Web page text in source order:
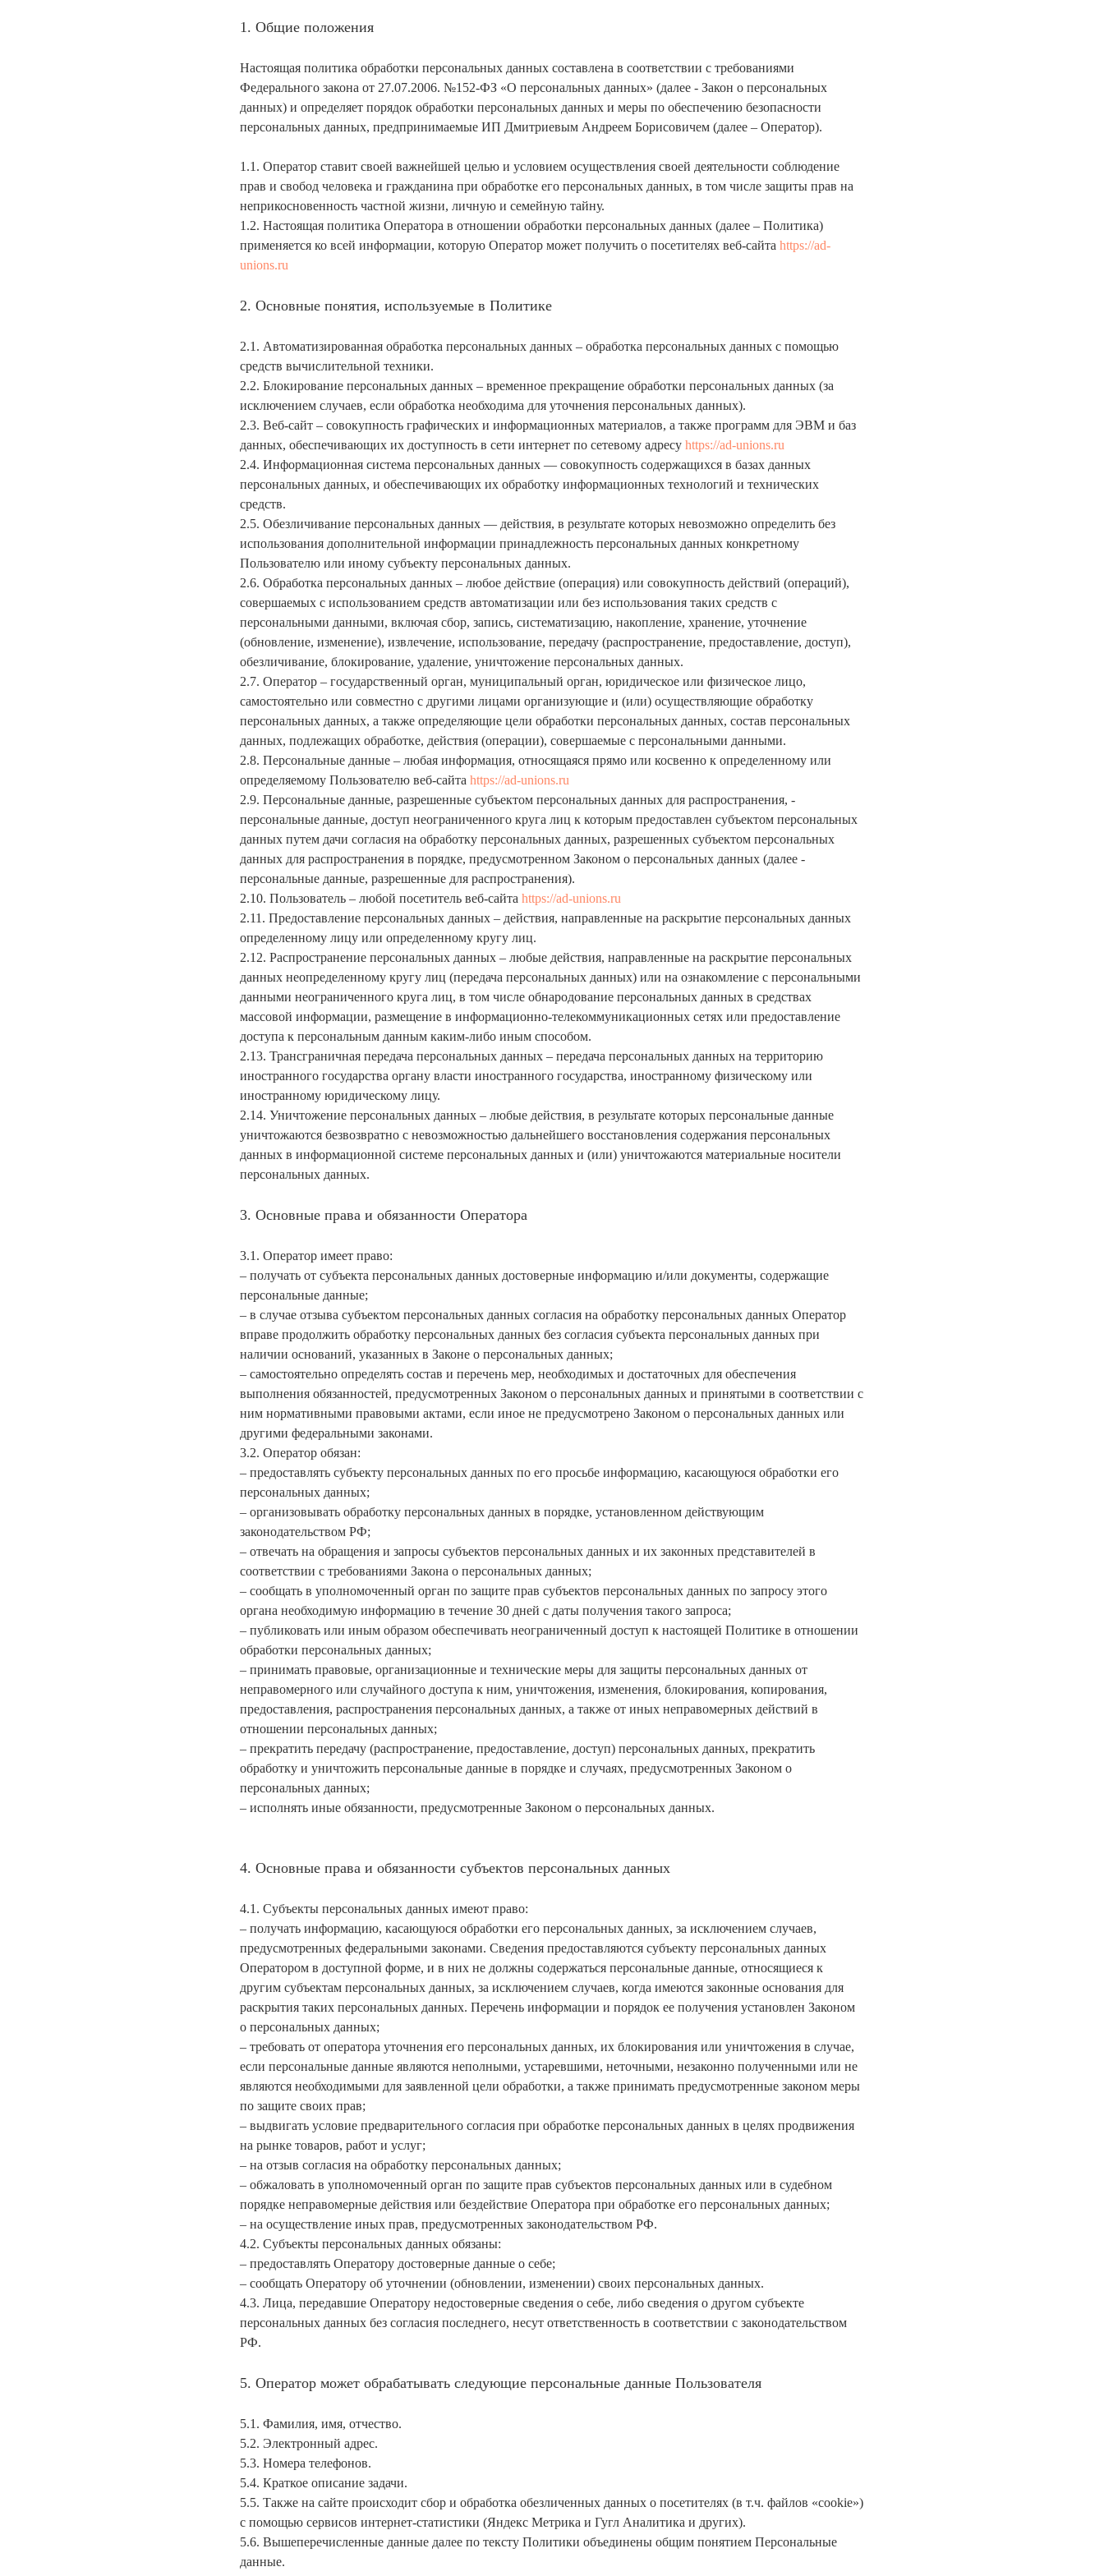
1. Общие положения
Настоящая политика обработки персональных данных составлена в соответствии с требованиями
Федерального закона от 27.07.2006. №152-ФЗ «О персональных данных» (далее - Закон о персональных
данных) и определяет порядок обработки персональных данных и меры по обеспечению безопасности
персональных данных, предпринимаемые ИП Дмитриевым Андреем Борисовичем (далее – Оператор).
1.1. Оператор ставит своей важнейшей целью и условием осуществления своей деятельности соблюдение
прав и свобод человека и гражданина при обработке его персональных данных, в том числе защиты прав на
неприкосновенность частной жизни, личную и семейную тайну.
1.2. Настоящая политика Оператора в отношении обработки персональных данных (далее – Политика)
применяется ко всей информации, которую Оператор может получить о посетителях веб-сайта https://ad-
unions.ru
2. Основные понятия, используемые в Политике
2.1. Автоматизированная обработка персональных данных – обработка персональных данных с помощью
средств вычислительной техники.
2.2. Блокирование персональных данных – временное прекращение обработки персональных данных (за
исключением случаев, если обработка необходима для уточнения персональных данных).
2.3. Веб-сайт – совокупность графических и информационных материалов, а также программ для ЭВМ и баз
данных, обеспечивающих их доступность в сети интернет по сетевому адресу https://ad-unions.ru
2.4. Информационная система персональных данных — совокупность содержащихся в базах данных
персональных данных, и обеспечивающих их обработку информационных технологий и технических
средств.
2.5. Обезличивание персональных данных — действия, в результате которых невозможно определить без
использования дополнительной информации принадлежность персональных данных конкретному
Пользователю или иному субъекту персональных данных.
2.6. Обработка персональных данных – любое действие (операция) или совокупность действий (операций),
совершаемых с использованием средств автоматизации или без использования таких средств с
персональными данными, включая сбор, запись, систематизацию, накопление, хранение, уточнение
(обновление, изменение), извлечение, использование, передачу (распространение, предоставление, доступ),
обезличивание, блокирование, удаление, уничтожение персональных данных.
2.7. Оператор – государственный орган, муниципальный орган, юридическое или физическое лицо,
самостоятельно или совместно с другими лицами организующие и (или) осуществляющие обработку
персональных данных, а также определяющие цели обработки персональных данных, состав персональных
данных, подлежащих обработке, действия (операции), совершаемые с персональными данными.
2.8. Персональные данные – любая информация, относящаяся прямо или косвенно к определенному или
определяемому Пользователю веб-сайта https://ad-unions.ru
2.9. Персональные данные, разрешенные субъектом персональных данных для распространения, -
персональные данные, доступ неограниченного круга лиц к которым предоставлен субъектом персональных
данных путем дачи согласия на обработку персональных данных, разрешенных субъектом персональных
данных для распространения в порядке, предусмотренном Законом о персональных данных (далее -
персональные данные, разрешенные для распространения).
2.10. Пользователь – любой посетитель веб-сайта https://ad-unions.ru
2.11. Предоставление персональных данных – действия, направленные на раскрытие персональных данных
определенному лицу или определенному кругу лиц.
2.12. Распространение персональных данных – любые действия, направленные на раскрытие персональных
данных неопределенному кругу лиц (передача персональных данных) или на ознакомление с персональными
данными неограниченного круга лиц, в том числе обнародование персональных данных в средствах
массовой информации, размещение в информационно-телекоммуникационных сетях или предоставление
доступа к персональным данным каким-либо иным способом.
2.13. Трансграничная передача персональных данных – передача персональных данных на территорию
иностранного государства органу власти иностранного государства, иностранному физическому или
иностранному юридическому лицу.
2.14. Уничтожение персональных данных – любые действия, в результате которых персональные данные
уничтожаются безвозвратно с невозможностью дальнейшего восстановления содержания персональных
данных в информационной системе персональных данных и (или) уничтожаются материальные носители
персональных данных.
3. Основные права и обязанности Оператора
3.1. Оператор имеет право:
– получать от субъекта персональных данных достоверные информацию и/или документы, содержащие
персональные данные;
– в случае отзыва субъектом персональных данных согласия на обработку персональных данных Оператор
вправе продолжить обработку персональных данных без согласия субъекта персональных данных при
наличии оснований, указанных в Законе о персональных данных;
– самостоятельно определять состав и перечень мер, необходимых и достаточных для обеспечения
выполнения обязанностей, предусмотренных Законом о персональных данных и принятыми в соответствии с
ним нормативными правовыми актами, если иное не предусмотрено Законом о персональных данных или
другими федеральными законами.
3.2. Оператор обязан:
– предоставлять субъекту персональных данных по его просьбе информацию, касающуюся обработки его
персональных данных;
– организовывать обработку персональных данных в порядке, установленном действующим
законодательством РФ;
– отвечать на обращения и запросы субъектов персональных данных и их законных представителей в
соответствии с требованиями Закона о персональных данных;
– сообщать в уполномоченный орган по защите прав субъектов персональных данных по запросу этого
органа необходимую информацию в течение 30 дней с даты получения такого запроса;
– публиковать или иным образом обеспечивать неограниченный доступ к настоящей Политике в отношении
обработки персональных данных;
– принимать правовые, организационные и технические меры для защиты персональных данных от
неправомерного или случайного доступа к ним, уничтожения, изменения, блокирования, копирования,
предоставления, распространения персональных данных, а также от иных неправомерных действий в
отношении персональных данных;
– прекратить передачу (распространение, предоставление, доступ) персональных данных, прекратить
обработку и уничтожить персональные данные в порядке и случаях, предусмотренных Законом о
персональных данных;
– исполнять иные обязанности, предусмотренные Законом о персональных данных.
4. Основные права и обязанности субъектов персональных данных
4.1. Субъекты персональных данных имеют право:
– получать информацию, касающуюся обработки его персональных данных, за исключением случаев,
предусмотренных федеральными законами. Сведения предоставляются субъекту персональных данных
Оператором в доступной форме, и в них не должны содержаться персональные данные, относящиеся к
другим субъектам персональных данных, за исключением случаев, когда имеются законные основания для
раскрытия таких персональных данных. Перечень информации и порядок ее получения установлен Законом
о персональных данных;
– требовать от оператора уточнения его персональных данных, их блокирования или уничтожения в случае,
если персональные данные являются неполными, устаревшими, неточными, незаконно полученными или не
являются необходимыми для заявленной цели обработки, а также принимать предусмотренные законом меры
по защите своих прав;
– выдвигать условие предварительного согласия при обработке персональных данных в целях продвижения
на рынке товаров, работ и услуг;
– на отзыв согласия на обработку персональных данных;
– обжаловать в уполномоченный орган по защите прав субъектов персональных данных или в судебном
порядке неправомерные действия или бездействие Оператора при обработке его персональных данных;
– на осуществление иных прав, предусмотренных законодательством РФ.
4.2. Субъекты персональных данных обязаны:
– предоставлять Оператору достоверные данные о себе;
– сообщать Оператору об уточнении (обновлении, изменении) своих персональных данных.
4.3. Лица, передавшие Оператору недостоверные сведения о себе, либо сведения о другом субъекте
персональных данных без согласия последнего, несут ответственность в соответствии с законодательством
РФ.
5. Оператор может обрабатывать следующие персональные данные Пользователя
5.1. Фамилия, имя, отчество.
5.2. Электронный адрес.
5.3. Номера телефонов.
5.4. Краткое описание задачи.
5.5. Также на сайте происходит сбор и обработка обезличенных данных о посетителях (в т.ч. файлов «cookie»)
с помощью сервисов интернет-статистики (Яндекс Метрика и Гугл Аналитика и других).
5.6. Вышеперечисленные данные далее по тексту Политики объединены общим понятием Персональные
данные.